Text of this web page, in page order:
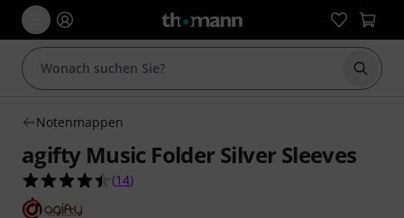
Suche
Notenmappen
agifty Music Folder Silver Sleeves
4.4 von 5 Sternen aus 14 Kundenbewertungen
(14)